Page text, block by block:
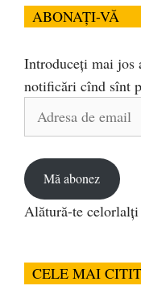
ABONAȚI-VĂ
Introduceți mai jos
notificări cînd sînt
Mă abonez
Alătură-te celorlalți
CELE MAI